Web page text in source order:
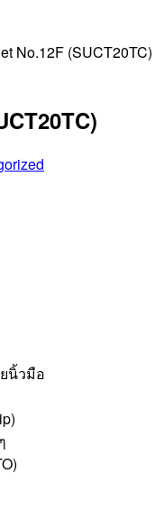
No.12F (SUCT20TC)
นิ้วมือ